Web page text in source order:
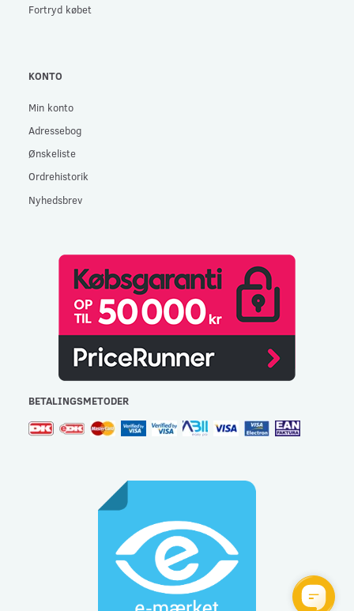
Fortryd købet
KONTO
Min konto
Adressebog
Ønskeliste
Ordrehistorik
Nyhedsbrev
BETALINGSMETODER